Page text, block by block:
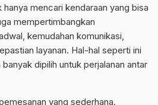
mencari kendaraan yang bisa
mempertimbangkan
kemudahan komunikasi,
layanan. Hal-hal seperti ini
dipilih untuk perjalanan antar
yang sederhana.